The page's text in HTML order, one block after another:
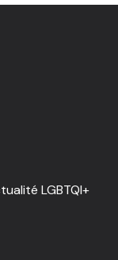
LGBTQI+